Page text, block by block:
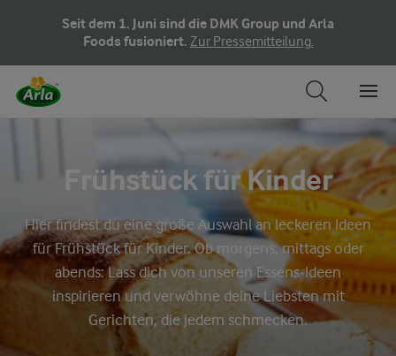
Seit dem 1. Juni sind die DMK Group und Arla
Foods fusioniert. Zur Pressemitteilung.
Frühstück für Kinder
Hier findest du eine große Auswahl an leckeren Ideen
für Frühstück für Kinder. Ob morgens, mittags oder
abends: Lass dich von unseren Essens-Ideen
inspirieren und verwöhne deine Liebsten mit
Gerichten, die jedem schmecken.